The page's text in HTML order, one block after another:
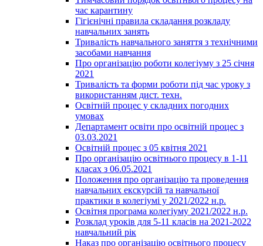
час карантину
Гігієнічні правила складання розкладу
навчальних занять
Тривалість навчального заняття з технічними
засобами навчання
Про організацію роботи колегіуму з 25 січня
2021
Тривалість та форми роботи під час уроку з
використанням дист. техн.
Освітній процес у складних погодних
умовах
Департамент освіти про освітній процес з
03.03.2021
Освітній процес з 05 квітня 2021
Про організацію освітнього процесу в 1-11
класах з 06.05.2021
Положення про організацію та проведення
навчальних екскурсій та навчальної
практики в колегіумі у 2021/2022 н.р.
Освітня програма колегіуму 2021/2022 н.р.
Розклад уроків для 5-11 класів на 2021-2022
навчальний рік
Наказ про організацію освітнього процесу